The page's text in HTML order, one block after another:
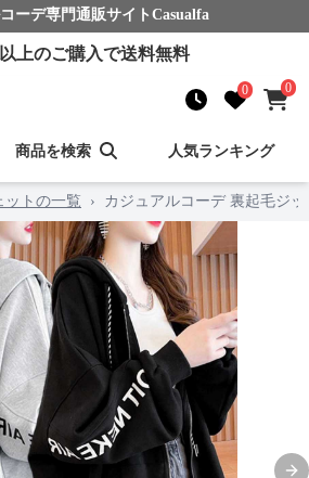
ーデ専門通販サイト Casualfa
上のご購入で送料無料
0 0
商品を検索 人気ランキング
ットの一覧 › カジュアルコーデ 裏起毛ジ